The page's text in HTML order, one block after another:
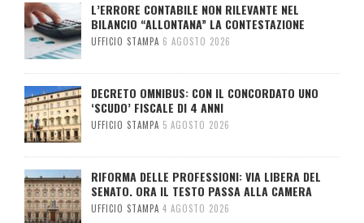
L’ERRORE CONTABILE NON RILEVANTE NEL
BILANCIO “ALLONTANA” LA CONTESTAZIONE
UFFICIO STAMPA 6 AGOSTO 2026
DECRETO OMNIBUS: CON IL CONCORDATO UNO
‘SCUDO’ FISCALE DI 4 ANNI
UFFICIO STAMPA 5 AGOSTO 2026
RIFORMA DELLE PROFESSIONI: VIA LIBERA DEL
SENATO. ORA IL TESTO PASSA ALLA CAMERA
UFFICIO STAMPA 4 AGOSTO 2026